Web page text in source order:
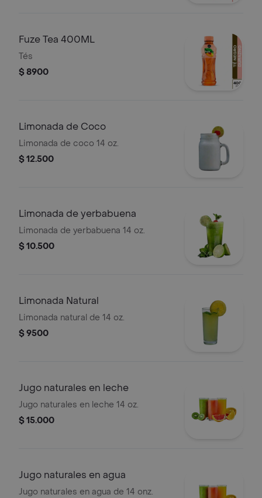
Fuze Tea 400ML
Tés
$ 8900
Limonada de Coco
Limonada de coco 14 oz.
$ 12.500
Limonada de yerbabuena
Limonada de yerbabuena 14 oz.
$ 10.500
Limonada Natural
Limonada natural de 14 oz.
$ 9500
Jugo naturales en leche
Jugo naturales en leche 14 oz.
$ 15.000
Jugo naturales en agua
Jugo naturales en agua de 14 onz.